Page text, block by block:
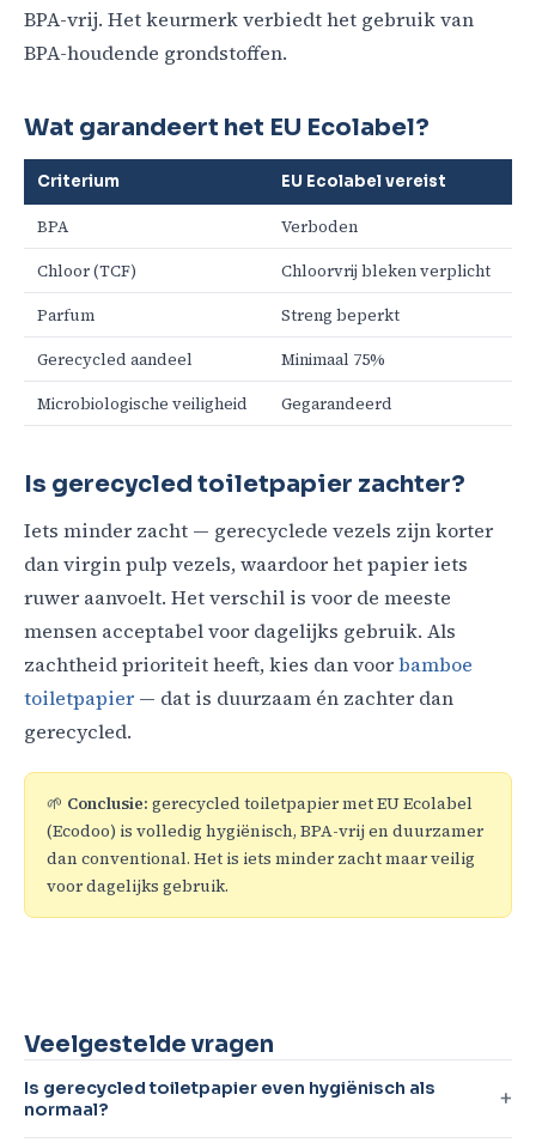
BPA-vrij. Het keurmerk verbiedt het gebruik van
BPA-houdende grondstoffen.
Wat garandeert het EU Ecolabel?
Criterium EU Ecolabel vereist
BPA Verboden
Chloor (TCF) Chloorvrij bleken verplicht
Parfum Streng beperkt
Gerecycled aandeel Minimaal 75%
Microbiologische veiligheid Gegarandeerd
Is gerecycled toiletpapier zachter?
Iets minder zacht — gerecyclede vezels zijn korter
dan virgin pulp vezels, waardoor het papier iets
ruwer aanvoelt. Het verschil is voor de meeste
mensen acceptabel voor dagelijks gebruik. Als
zachtheid prioriteit heeft, kies dan voorbamboe
toiletpapier — dat is duurzaam én zachter dan
gerecycled.
🌱 Conclusie: gerecycled toiletpapier met EU Ecolabel
(Ecodoo) is volledig hygiënisch, BPA-vrij en duurzamer
dan conventional. Het is iets minder zacht maar veilig
voor dagelijks gebruik.
Veelgestelde vragen
Is gerecycled toiletpapier even hygiënisch als
normaal?